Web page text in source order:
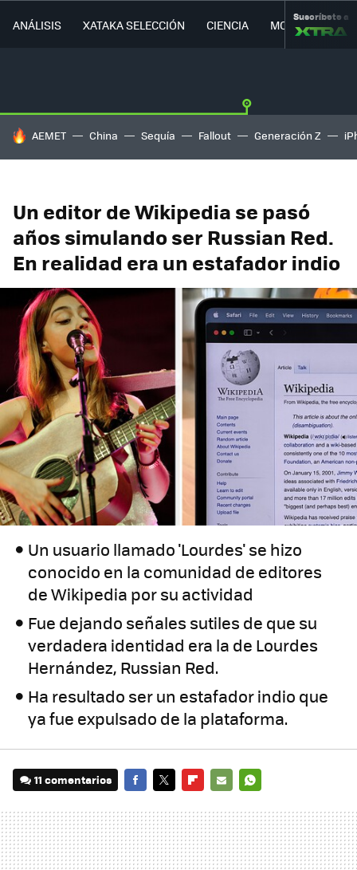
ANÁLISIS XATAKA SELECCIÓN CIENCIA MOVILIDAD
Suscríbete a
HOY SE HABLA DE
AEMET China Sequía Fallout Generación Z
Un editor de Wikipedia se pasó
años simulando ser Russian Red.
En realidad era un estafador indio
Un usuario llamado 'Lourdes' se hizo
conocido en la comunidad de editores
de Wikipedia por su actividad
Fue dejando señales sutiles de que su
verdadera identidad era la de Lourdes
Hernández, Russian Red.
Ha resultado ser un estafador indio que
ya fue expulsado de la plataforma.
11 comentarios
MAIL